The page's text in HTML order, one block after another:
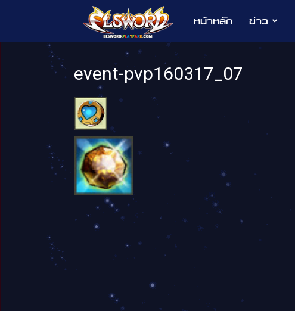
Elsword
หน้าหลัก ข่าว
event-pvp160317_07